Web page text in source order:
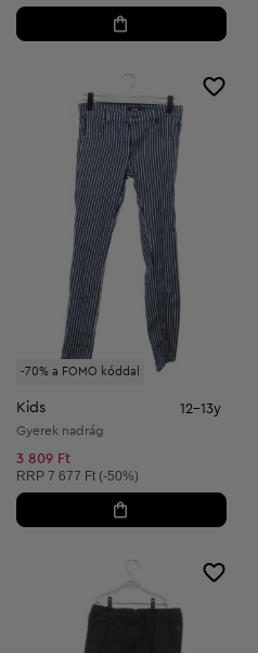
-70% a FOMO kóddal
Kids 12-13y
Gyerek nadrág
3 809 Ft
Ajánlott ár:
RRP 7 677 Ft (-50%)